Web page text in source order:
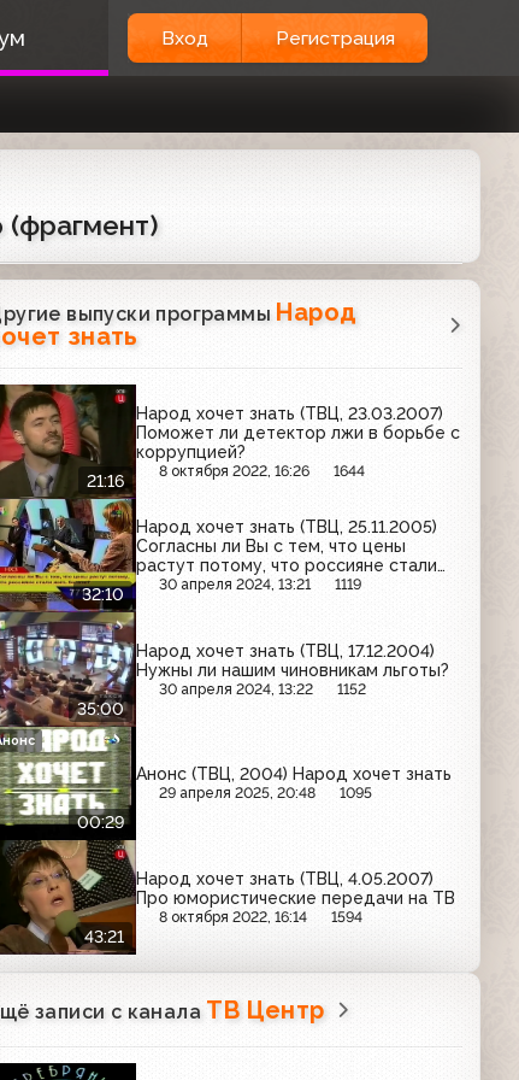
Вход Регистрация
(фрагмент)
выпуски программы Народ
знать
21:16
Народ хочет знать (ТВЦ, 23.03.2007)
Поможет ли детектор лжи в борьбе с
коррупцией?
8 октября 2022, 16:26 1644
32:10
Народ хочет знать (ТВЦ, 25.11.2005)
Согласны ли Вы с тем, что цены
растут потому, что россияне стали
жить богаче?
30 апреля 2024, 13:21 1119
35:00
Народ хочет знать (ТВЦ, 17.12.2004)
Нужны ли нашим чиновникам льготы?
30 апреля 2024, 13:22 1152
00:29
Анонс (ТВЦ, 2004) Народ хочет знать
29 апреля 2025, 20:48 1095
43:21
Народ хочет знать (ТВЦ, 4.05.2007)
Про юмористические передачи на ТВ
8 октября 2022, 16:14 1594
записи с канала ТВ Центр